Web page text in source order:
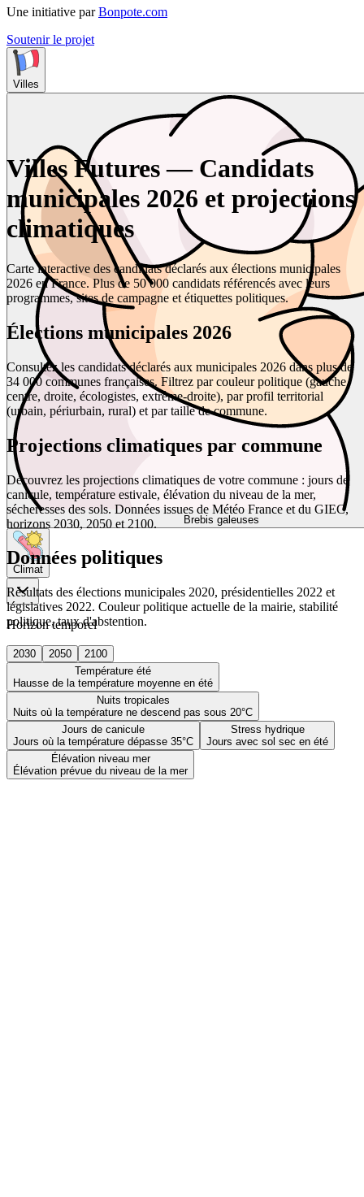
Une initiative par Bonpote.com
Soutenir le projet
Villes
Brebis galeuses
Climat
Horizon temporel
2030 2050
2100
Température été
Hausse de la température moyenne en été
Nuits tropicales
Nuits où la température ne descend pas sous 20°C
Jours de canicule
Jours où la température dépasse 35°C
Stress hydrique
Jours avec sol sec en été
Élévation niveau mer
Élévation prévue du niveau de la mer
Villes Futures — Candidats
municipales 2026 et projections
climatiques
Carte interactive des candidats déclarés aux élections municipales
2026 en France. Plus de 50 000 candidats référencés avec leurs
programmes, sites de campagne et étiquettes politiques.
Élections municipales 2026
Consultez les candidats déclarés aux municipales 2026 dans plus de
34 000 communes françaises. Filtrez par couleur politique (gauche,
centre, droite, écologistes, extrême-droite), par profil territorial
(urbain, périurbain, rural) et par taille de commune.
Projections climatiques par commune
Découvrez les projections climatiques de votre commune : jours de
canicule, température estivale, élévation du niveau de la mer,
sécheresses des sols. Données issues de Météo France et du GIEC,
horizons 2030, 2050 et 2100.
Données politiques
Résultats des élections municipales 2020, présidentielles 2022 et
législatives 2022. Couleur politique actuelle de la mairie, stabilité
politique, taux d'abstention.